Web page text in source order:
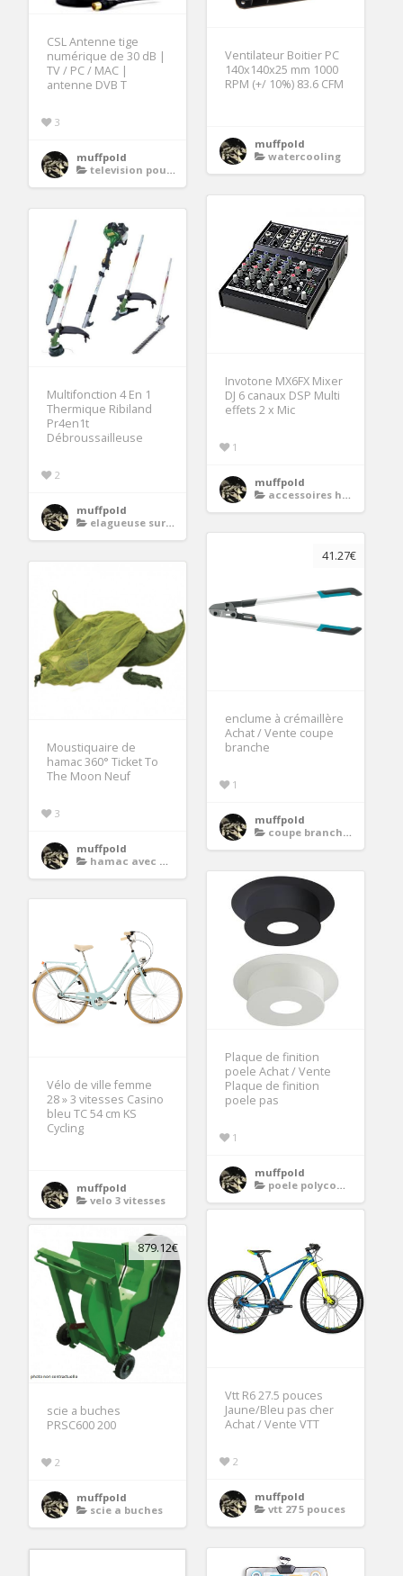
CSL Antenne tige
numérique de 30 dB |
TV / PC / MAC |
antenne DVB T
3
muffpold
television pour camion
Ventilateur Boitier PC
140x140x25 mm 1000
RPM (+/ 10%) 83.6 CFM
muffpold
watercooling
Invotone MX6FX Mixer
DJ 6 canaux DSP Multi
effets 2 x Mic
1
muffpold
accessoires home studio
Multifonction 4 En 1
Thermique Ribiland
Pr4en1t
Débroussailleuse
2
muffpold
elagueuse sur perche thermique
41.27€
enclume à crémaillère
Achat / Vente coupe
branche
1
muffpold
coupe branche sans fil
Moustiquaire de
hamac 360° Ticket To
The Moon Neuf
3
muffpold
hamac avec moustiquaire
Plaque de finition
poele Achat / Vente
Plaque de finition
poele pas
1
muffpold
poele polycombustible
Vélo de ville femme
28 » 3 vitesses Casino
bleu TC 54 cm KS
Cycling
muffpold
velo 3 vitesses
Vtt R6 27.5 pouces
Jaune/Bleu pas cher
Achat / Vente VTT
2
muffpold
vtt 27 5 pouces
879.12€
scie a buches
PRSC600 200
2
muffpold
scie a buches